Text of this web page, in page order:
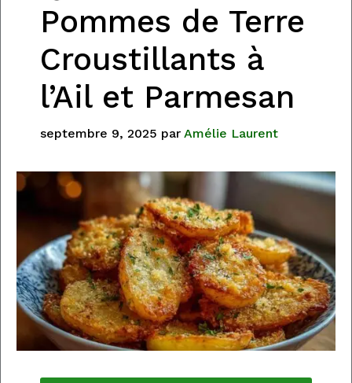
Pommes de Terre
Croustillants à
l’Ail et Parmesan
septembre 9, 2025 par Amélie Laurent